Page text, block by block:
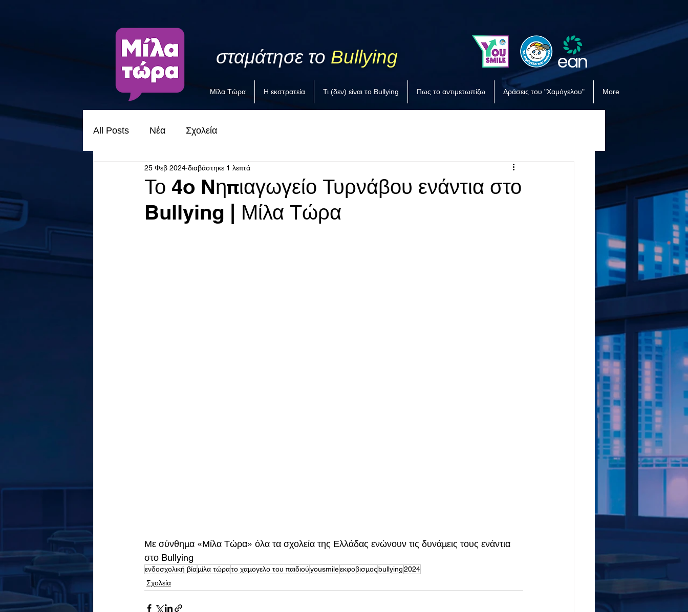
σταμάτησε το Bullying
Μίλα Τώρα Η εκστρατεία Τι (δεν) είναι το Bullying Πως το αντιμετωπίζω Δράσεις του "Χαμόγελου" More
All Posts Νέα Σχολεία
Το 4o Nηπιαγωγείο Τυρνάβου ενάντια στο
Bullying | Μίλα Τώρα
25 Φεβ 2024 διαβάστηκε 1 λεπτά
Με σύνθημα «Μίλα Τώρα» όλα τα σχολεία της Ελλάδας ενώνουν τις δυνάμεις τους ενάντια
στο Bullying
ενδοσχολική βίαμίλα τώρατο χαμογελο του παιδιούyousmileεκφοβισμοςbullying2024
Σχολεία